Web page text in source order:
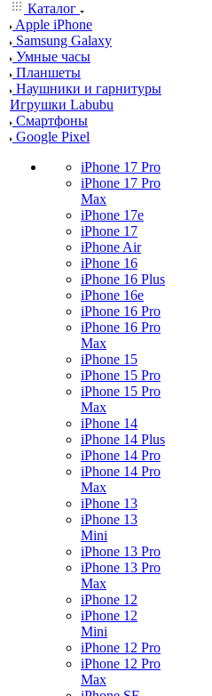
Каталог
Apple iPhone
Samsung Galaxy
Умные часы
Планшеты
Наушники и гарнитуры
Игрушки Labubu
Смартфоны
Google Pixel
iPhone 17 Pro
iPhone 17 Pro
Max
iPhone 17e
iPhone 17
iPhone Air
iPhone 16
iPhone 16 Plus
iPhone 16e
iPhone 16 Pro
iPhone 16 Pro
Max
iPhone 15
iPhone 15 Pro
iPhone 15 Pro
Max
iPhone 14
iPhone 14 Plus
iPhone 14 Pro
iPhone 14 Pro
Max
iPhone 13
iPhone 13
Mini
iPhone 13 Pro
iPhone 13 Pro
Max
iPhone 12
iPhone 12
Mini
iPhone 12 Pro
iPhone 12 Pro
Max